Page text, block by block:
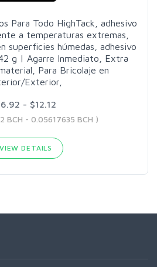
Para Todo HighTack, adhesivo
a temperaturas extremas,
superficies húmedas, adhesivo
g | Agarre Inmediato, Extra
Para Bricolaje en
Exterior,
- $12.12
BCH - 0.05617635 BCH )
VIEW DETAILS